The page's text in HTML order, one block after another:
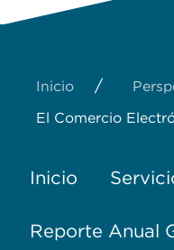
Inicio /
El Comercio
Inicio
Reporte Anual